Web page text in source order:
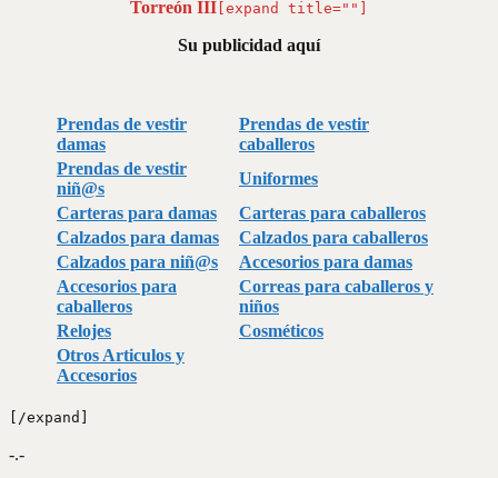
Torreón III [expand title=""]
Su publicidad aquí
Prendas de vestir
damas
Prendas de vestir
caballeros
Prendas de vestir
niñ@s
Uniformes
Carteras para damas
Carteras para caballeros
Calzados para damas
Calzados para caballeros
Calzados para niñ@s
Accesorios para damas
Accesorios para
caballeros
Correas para caballeros y
niños
Relojes
Cosméticos
Otros Articulos y
Accesorios
[/expand]
-.-